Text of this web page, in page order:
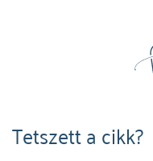
Tetszett a cikk?